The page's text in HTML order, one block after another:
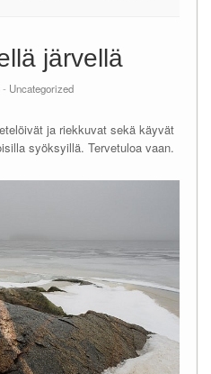
järvellä
- Uncategorized
ja riekkuvat sekä käyvät
syöksyillä. Tervetuloa vaan.